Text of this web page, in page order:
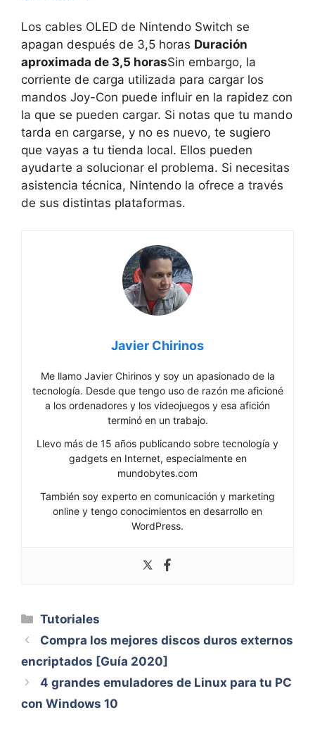
Los cables OLED de Nintendo Switch se
apagan después de 3,5 horas Duración
aproximada de 3,5 horasSin embargo, la
corriente de carga utilizada para cargar los
mandos Joy-Con puede influir en la rapidez con
la que se pueden cargar. Si notas que tu mando
tarda en cargarse, y no es nuevo, te sugiero
que vayas a tu tienda local. Ellos pueden
ayudarte a solucionar el problema. Si necesitas
asistencia técnica, Nintendo la ofrece a través
de sus distintas plataformas.
Javier Chirinos
Me llamo Javier Chirinos y soy un apasionado de la
tecnología. Desde que tengo uso de razón me aficioné
a los ordenadores y los videojuegos y esa afición
terminó en un trabajo.
Llevo más de 15 años publicando sobre tecnología y
gadgets en Internet, especialmente en
mundobytes.com
También soy experto en comunicación y marketing
online y tengo conocimientos en desarrollo en
WordPress.
Categorías
Tutoriales
Compra los mejores discos duros externos
encriptados [Guía 2020]
4 grandes emuladores de Linux para tu PC
con Windows 10